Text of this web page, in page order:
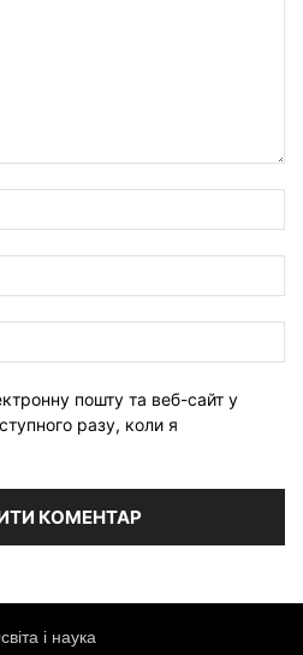
пошту та веб-сайт у
разу, коли я
і наука